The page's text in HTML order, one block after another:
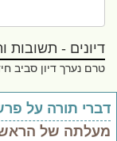
דיונים - תשובות
טרם נערך דיון סביב
תורה על
של